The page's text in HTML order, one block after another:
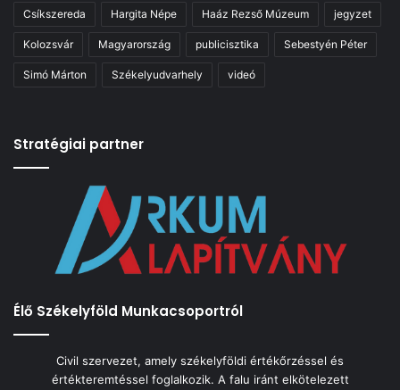
Csíkszereda Hargita Népe Haáz Rezső Múzeum jegyzet
Kolozsvár Magyarország publicisztika Sebestyén Péter
Simó Márton Székelyudvarhely videó
Stratégiai partner
Élő Székelyföld Munkacsoportról
Civil szervezet, amely székelyföldi értékőrzéssel és
értékteremtéssel foglalkozik. A falu iránt elkötelezett